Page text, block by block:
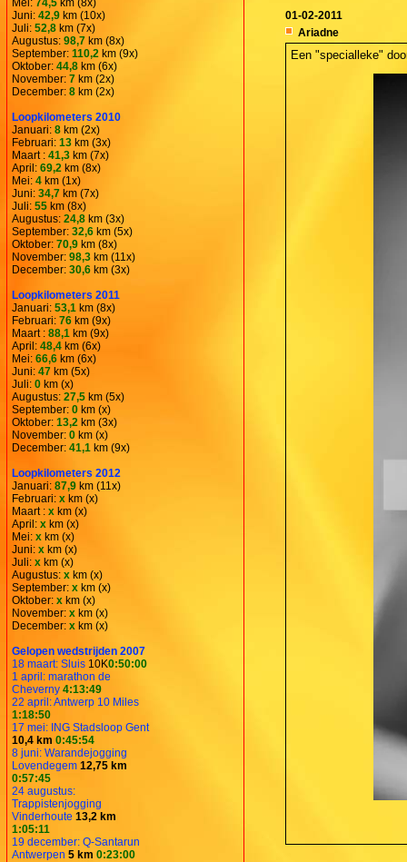
Juni: 42,9 km (10x)
Juli: 52,8 km (7x)
Augustus: 98,7 km (8x)
September: 110,2 km (9x)
Oktober: 44,8 km (6x)
November: 7 km (2x)
December: 8 km (2x)
Loopkilometers 2010
Januari: 8 km (2x)
Februari: 13 km (3x)
Maart : 41,3 km (7x)
April: 69,2 km (8x)
Mei: 4 km (1x)
Juni: 34,7 km (7x)
Juli: 55 km (8x)
Augustus: 24,8 km (3x)
September: 32,6 km (5x)
Oktober: 70,9 km (8x)
November: 98,3 km (11x)
December: 30,6 km (3x)
Loopkilometers 2011
Januari: 53,1 km (8x)
Februari: 76 km (9x)
Maart : 88,1 km (9x)
April: 48,4 km (6x)
Mei: 66,6 km (6x)
Juni: 47 km (5x)
Juli: 0 km (x)
Augustus: 27,5 km (5x)
September: 0 km (x)
Oktober: 13,2 km (3x)
November: 0 km (x)
December: 41,1 km (9x)
Loopkilometers 2012
Januari: 87,9 km (11x)
Februari: x km (x)
Maart : x km (x)
April: x km (x)
Mei: x km (x)
Juni: x km (x)
Juli: x km (x)
Augustus: x km (x)
September: x km (x)
Oktober: x km (x)
November: x km (x)
December: x km (x)
Gelopen wedstrijden 2007
18 maart: Sluis 10K0:50:00
1 april: marathon de
Cheverny 4:13:49
22 april: Antwerp 10 Miles
1:18:50
17 mei: ING Stadsloop Gent
10,4 km 0:45:54
8 juni: Warandejogging
Lovendegem 12,75 km
0:57:45
24 augustus:
Trappistenjogging
Vinderhoute 13,2 km
1:05:11
19 december: Q-Santarun
Antwerpen 5 km 0:23:00
01-02-2011
Ariadne
Een "specialleke"